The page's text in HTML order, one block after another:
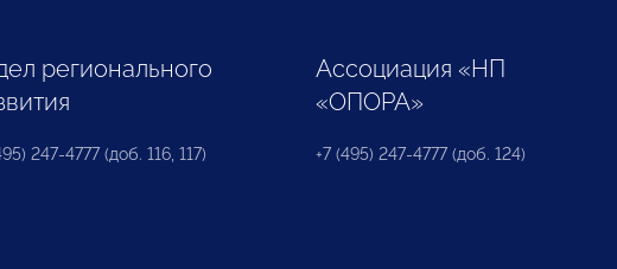
регионального
247-4777 (доб. 116, 117)
Ассоциация «НП
«ОПОРА»
+7 (495) 247-4777 (доб. 124)